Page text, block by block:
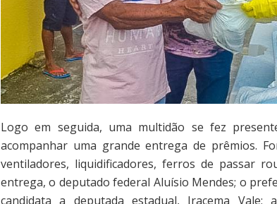
Logo em seguida, uma multidão se fez
acompanhar uma grande entrega de prêmios.
ventiladores, liquidificadores, ferros de passar
entrega, o deputado federal Aluísio Mendes; o
candidata a deputada estadual, Iracema Vale;